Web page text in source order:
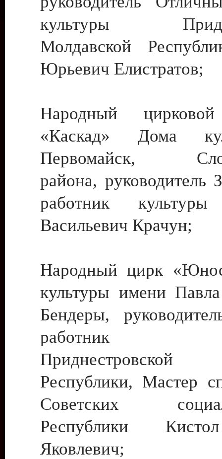
культуры
Молдавской
Юрьевич Елистратов;
Народный цирковой
«Каскад» Дома
Первомайск,
района, руководитель
работник культуры
Васильевич Крачун;
Народный цирк
культуры имени
Бендеры,
работник
Приднестровской
Республики, Мастер
Советских
Республики
Яковлевич;